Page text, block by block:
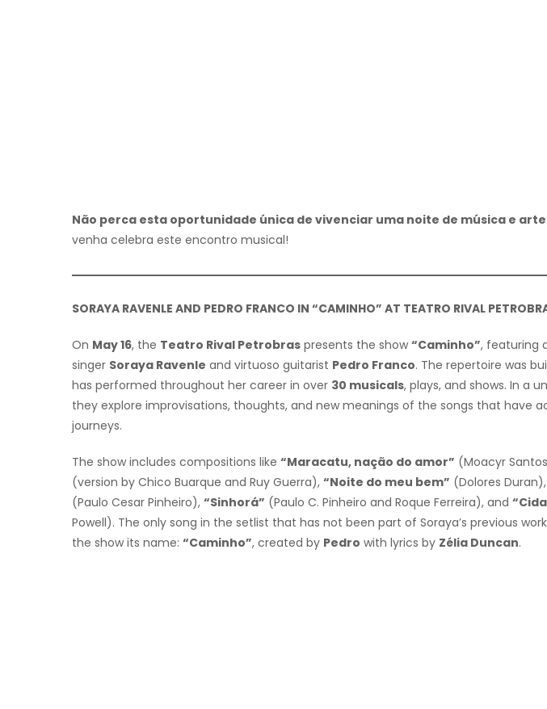
Não perca esta oportunidade única de vivenciar uma noite de música e
venha celebra este encontro musical!
SORAYA RAVENLE AND PEDRO FRANCO IN “CAMINHO” AT TEATRO RIVAL
On May 16, the Teatro Rival Petrobras presents the show “Caminho”, featuring
singer Soraya Ravenle and virtuoso guitarist Pedro Franco. The repertoire was
has performed throughout her career in over 30 musicals, plays, and shows. In a
they explore improvisations, thoughts, and new meanings of the songs that have
journeys.
The show includes compositions like “Maracatu, nação do amor” (Moacyr
(version by Chico Buarque and Ruy Guerra), “Noite do meu bem” (Dolores Duran),
(Paulo Cesar Pinheiro), “Sinhorá” (Paulo C. Pinheiro and Roque Ferreira), and
Powell). The only song in the setlist that has not been part of Soraya’s previous
the show its name: “Caminho”, created by Pedro with lyrics by Zélia Duncan.